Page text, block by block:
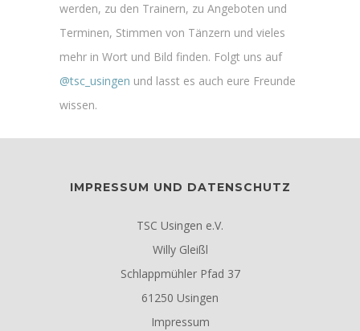
werden, zu den Trainern, zu Angeboten und
Terminen, Stimmen von Tänzern und vieles
mehr in Wort und Bild finden. Folgt uns auf
@tsc_usingen und lasst es auch eure Freunde
wissen.
IMPRESSUM UND DATENSCHUTZ
TSC Usingen e.V.
Willy Gleißl
Schlappmühler Pfad 37
61250 Usingen
Impressum